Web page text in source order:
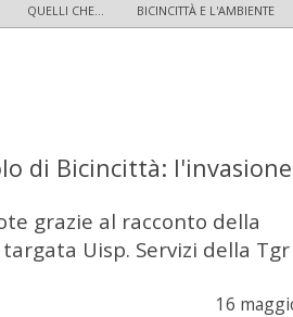
QUELLI CHE... BICINCITTÀ E L'AMBIENTE
di Bicincittà: l'invasione
grazie al racconto della
Uisp. Servizi della Tgr
16